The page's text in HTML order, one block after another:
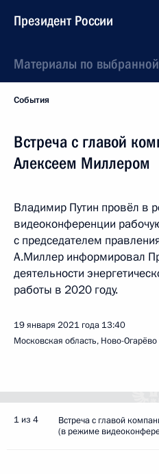
Президент России
Материалы по
События
Встреча с главой
Алексеем Миллером
Владимир Путин провёл в
видеоконференции
с председателем
А.Миллер информировал
деятельности
работы в 2020 году.
19 января 2021 года 13:40
Московская область, Ново-Огарёво
1 из 4
Встреча с главой
(в режиме